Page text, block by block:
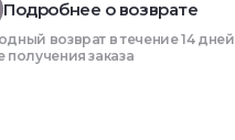
Подробнее о возврате
возврат в течение 14 дней
получения заказа